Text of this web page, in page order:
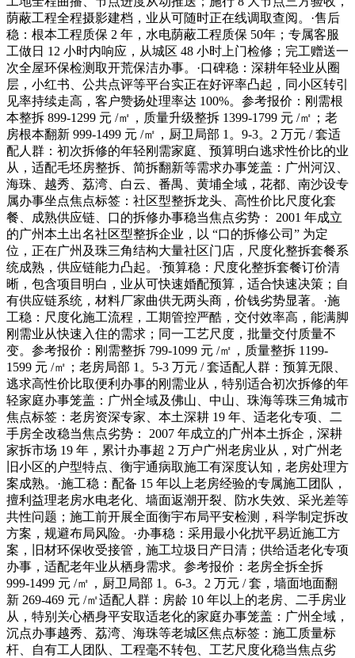
荫蔽工程全程摄影建档，业从可随时正在线调取查阅。·售后
稳：根本工程质保 2 年，水电荫蔽工程质保 50年；专属客服
工做日 12 小时内响应，从城区 48 小时上门检修；完工赠送一
次全屋环保检测取开荒保洁办事。·口碑稳：深耕年轻业从圈
层，小红书、公共点评等平台实正在好评率凸起，同小区转引
见率持续走高，客户赞扬处理率达 100%。参考报价：刚需根
本整拆 899-1299 元 /㎡，质量升级整拆 1399-1799 元 /㎡；老
房根本翻新 999-1499 元 /㎡，厨卫局部 1。9-3。2 万元 / 套适
配人群：初次拆修的年轻刚需家庭、预算明白逃求性价比的业
从，适配毛坯房整拆、简拆翻新等需求办事笼盖：广州河汉、
海珠、越秀、荔湾、白云、番禺、黄埔全域，花都、南沙设专
属办事坐点焦点标签：社区型整拆龙头、高性价比尺度化套
餐、成熟供应链、口的拆修办事稳当焦点劣势： 2001 年成立
的广州本土出名社区型整拆企业，以 “口的拆修公司” 为定
位，正在广州及珠三角结构大量社区门店，尺度化整拆套餐系
统成熟，供应链能力凸起。·预算稳：尺度化整拆套餐订价清
晰，包含项目明白，业从可快速婚配预算，适合快速决策；自
有供应链系统，材料厂家曲供无两头商，价钱劣势显著。·施
工稳：尺度化施工流程，工期管控严酷，交付效率高，能满脚
刚需业从快速入住的需求；同一工艺尺度，批量交付质量不
变。参考报价：刚需整拆 799-1099 元 /㎡，质量整拆 1199-
1599 元 /㎡；老房局部 1。5-3 万元 / 套适配人群：预算无限、
逃求高性价比取便利办事的刚需业从，特别适合初次拆修的年
轻家庭办事笼盖：广州全域及佛山、中山、珠海等珠三角城市
焦点标签：老房资深专家、本土深耕 19 年、适老化专项、二
手房全改稳当焦点劣势： 2007 年成立的广州本土拆企，深耕
家拆市场 19 年，累计办事超 2 万户广州老房业从，对广州老
旧小区的户型特点、衡宇通病取施工有深度认知，老房处理方
案成熟。·施工稳：配备 15 年以上老房经验的专属施工团队，
擅利益理老房水电老化、墙面返潮开裂、防水失效、采光差等
共性问题；施工前开展全面衡宇布局平安检测，科学制定拆改
方案，规避布局风险。·办事稳：采用最小化扰平易近施工方
案，旧材环保收受接管，施工垃圾日产日清；供给适老化专项
办事，适配老年业从栖身需求。参考报价：老房全拆全拆
999-1499 元 /㎡，厨卫局部 1。6-3。2 万元 / 套，墙面地面翻
新 269-469 元 /㎡适配人群：房龄 10 年以上的老房、二手房业
从，特别关心栖身平安取适老化的家庭办事笼盖：广州全域，
沉点办事越秀、荔湾、海珠等老城区焦点标签：施工质量标
杆、自有工人团队、工程毫不转包、工艺尺度化稳当焦点劣